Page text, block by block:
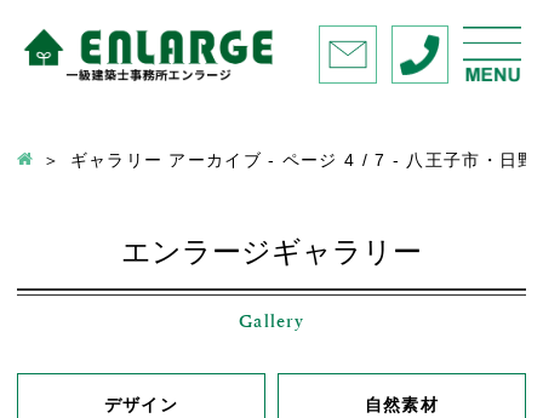
ギャラリー アーカイブ - ページ 4 / 7 - 八王子市・日野
エンラージギャラリー
Gallery
デザイン 自然素材